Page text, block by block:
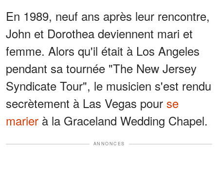
En 1989, neuf ans après leur rencontre,
John et Dorothea deviennent mari et
femme. Alors qu'il était à Los Angeles
pendant sa tournée "The New Jersey
Syndicate Tour", le musicien s'est rendu
secrètement à Las Vegas pour se
marier à la Graceland Wedding Chapel.
ANNONCES